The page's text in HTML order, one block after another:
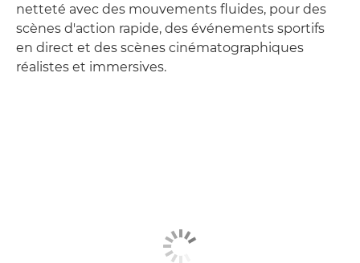
netteté avec des mouvements fluides, pour des
scènes d'action rapide, des événements sportifs
en direct et des scènes cinématographiques
réalistes et immersives.